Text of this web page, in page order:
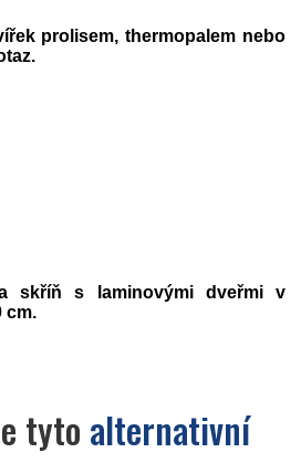
prolisem, thermopalem nebo
skříň s laminovými dveřmi v
cm.
tyto alternativní